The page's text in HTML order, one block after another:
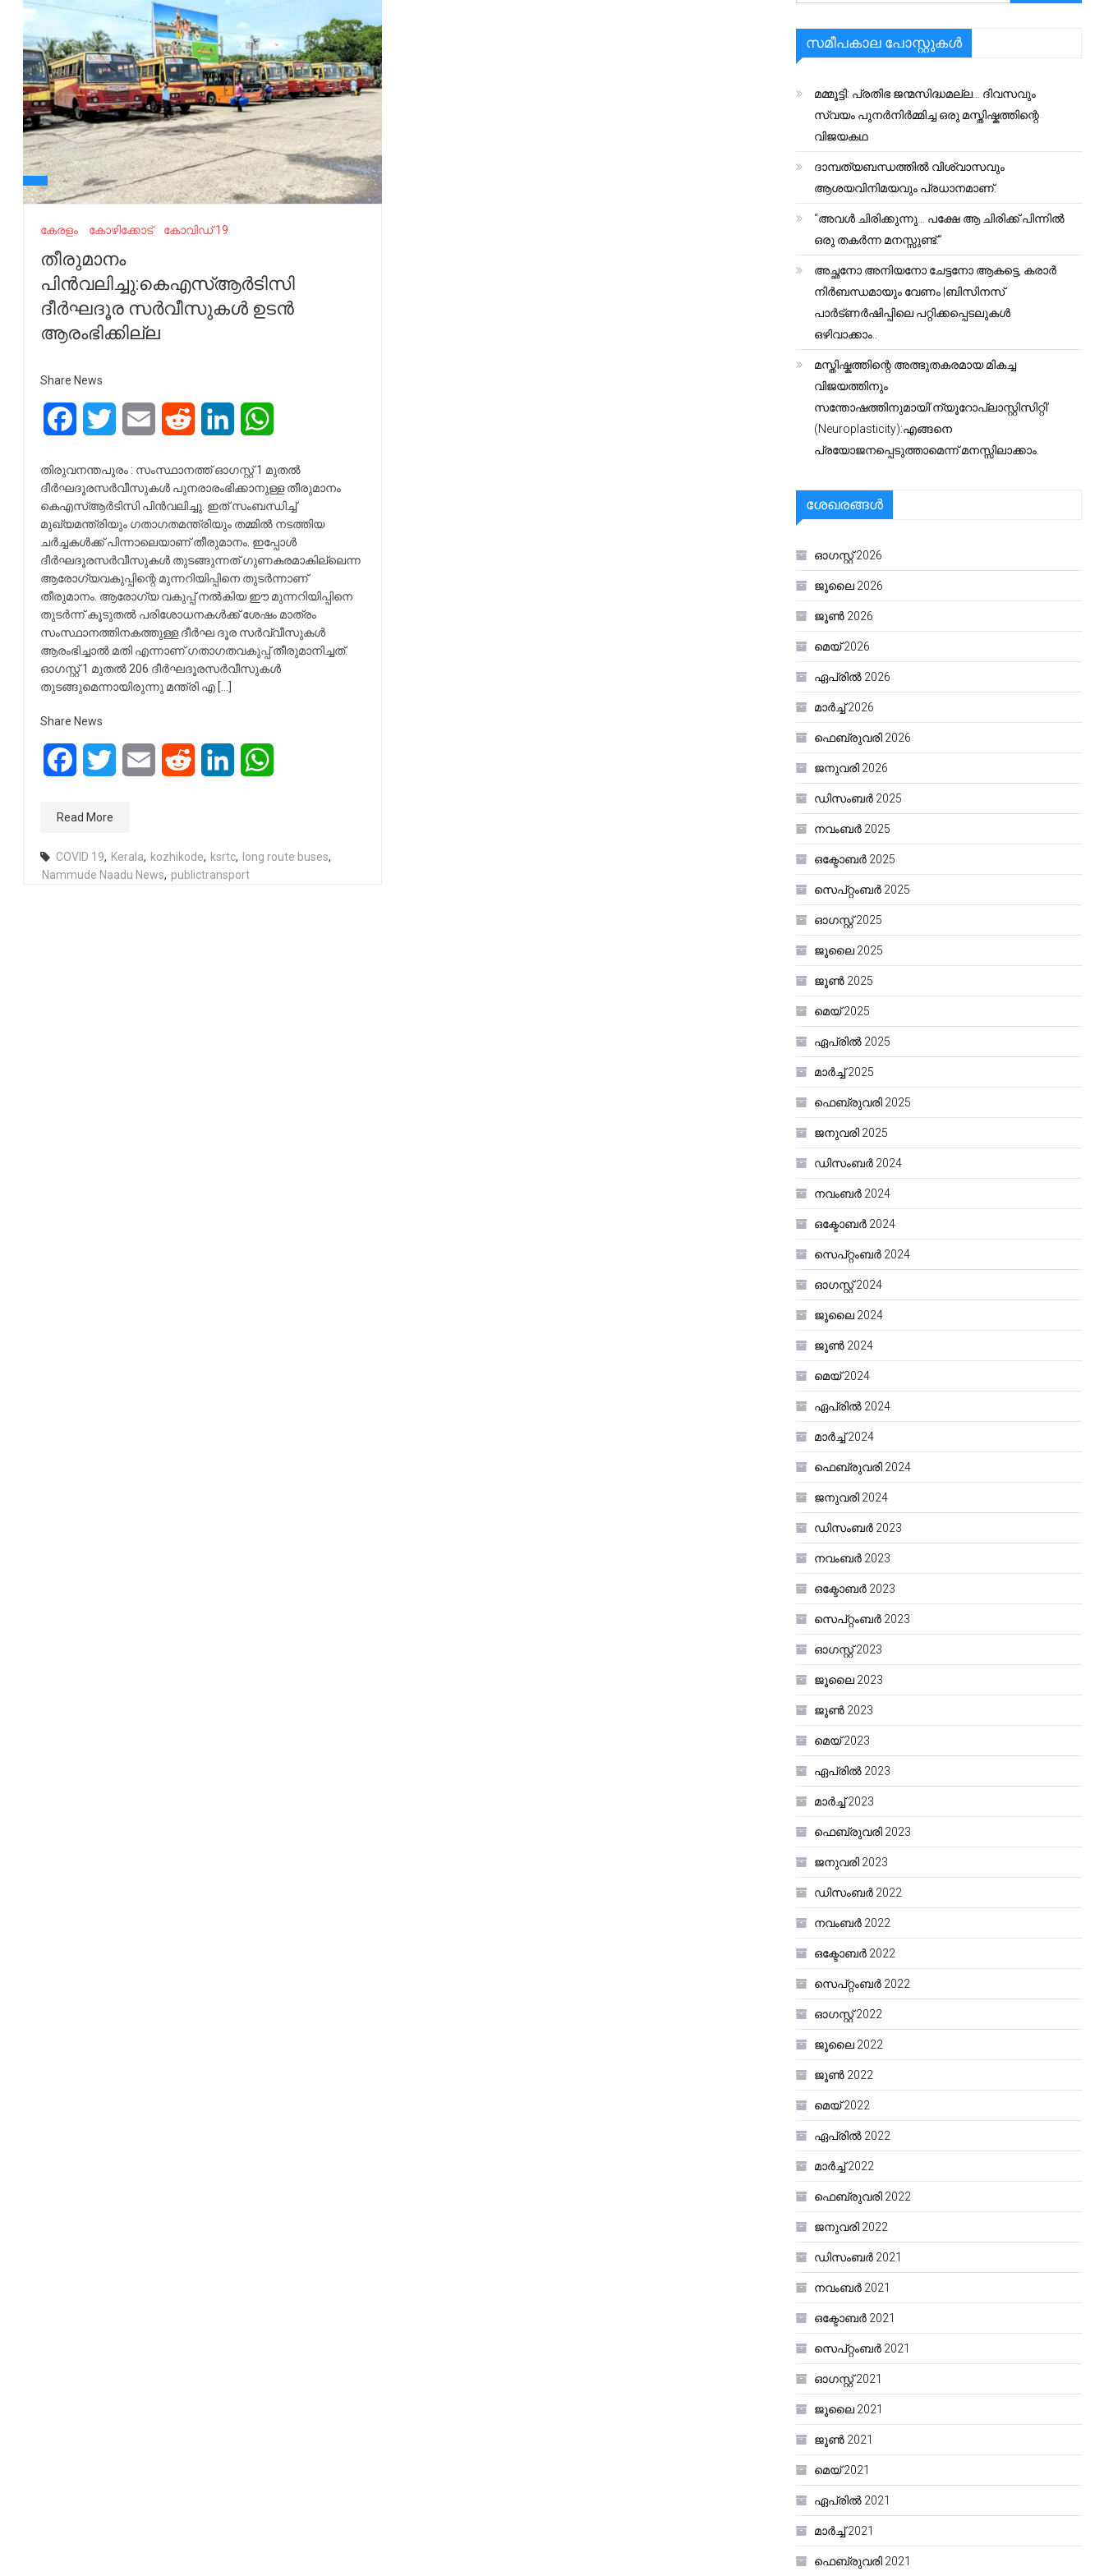
കേരളം കോഴിക്കോട് കോവിഡ് 19
തീരുമാനം
പിൻവലിച്ചു:കെഎസ്‌ആര്‍ടിസി
ദീര്‍ഘദൂര സര്‍വീസുകള്‍ ഉടന്‍
ആരംഭിക്കില്ല
Share News
FacebookTwitter Email Reddit LinkedIn
തിരുവനന്തപുരം : സംസ്ഥാനത്ത് ഓഗസ്റ്റ് 1 മുതല്‍
ദീര്‍ഘദൂരസര്‍വീസുകള്‍ പുനരാരംഭിക്കാനുള്ള തീരുമാനം
കെഎസ്‌ആര്‍ടിസി പിന്‍വലിച്ചു. ഇത് സംബന്ധിച്ച്‌
മുഖ്യമന്ത്രിയും ഗതാഗതമന്ത്രിയും തമ്മില്‍ നടത്തിയ
ചര്‍ച്ചകള്‍ക്ക് പിന്നാലെയാണ് തീരുമാനം. ഇപ്പോള്‍
ദീര്‍ഘദൂരസര്‍വീസുകള്‍ തുടങ്ങുന്നത് ഗുണകരമാകില്ലെന്ന
ആരോ​ഗ്യവകുപ്പിന്റെ മുന്നറിയിപ്പിനെ തുടര്‍ന്നാണ്
തീരുമാനം. ആരോഗ്യ വകുപ്പ് നല്‍കിയ ഈ മുന്നറിയിപ്പിനെ
തുടര്‍ന്ന് കൂടുതല്‍ പരിശോധനകള്‍ക്ക് ശേഷം മാത്രം
സംസ്ഥാനത്തിനകത്തുള്ള ദീര്‍ഘ ദൂര സര്‍വ്വീസുകള്‍
ആരംഭിച്ചാല്‍ മതി എന്നാണ് ഗതാഗതവകുപ്പ് തീരുമാനിച്ചത്.
ഓഗസ്റ്റ് 1 മുതല്‍ 206 ദീര്‍ഘദൂരസര്‍വീസുകള്‍
തുടങ്ങുമെന്നായിരുന്നു മന്ത്രി എ […]
Share News
FacebookTwitter Email Reddit LinkedIn
Read More
COVID 19, Kerala, kozhikode, ksrtc, long route buses,
Nammude Naadu News, publictransport
സമീപകാല പോസ്റ്റുകൾ
മമ്മൂട്ടി: പ്രതിഭ ജന്മസിദ്ധമല്ല… ദിവസവും
സ്വയം പുനർനിർമ്മിച്ച ഒരു മസ്തിഷ്കത്തിന്റെ
വിജയകഥ
ദാമ്പത്യബന്ധത്തിൽ വിശ്വാസവും
ആശയവിനിമയവും പ്രധാനമാണ്.
“അവൾ ചിരിക്കുന്നു… പക്ഷേ ആ ചിരിക്ക് പിന്നിൽ
ഒരു തകർന്ന മനസ്സുണ്ട്.”
അച്ഛനോ അനിയനോ ചേട്ടനോ ആകട്ടെ, കരാർ
നിർബന്ധമായും വേണം |ബിസിനസ്
പാർട്ണർഷിപ്പിലെ പറ്റിക്കപ്പെടലുകൾ
ഒഴിവാക്കാം..
മസ്തിഷ്കത്തിന്റെ അത്ഭുതകരമായ മികച്ച
വിജയത്തിനും
സന്തോഷത്തിനുമായി’ന്യൂറോപ്ലാസ്റ്റിസിറ്റി’
(Neuroplasticity):എങ്ങനെ
പ്രയോജനപ്പെടുത്താമെന്ന് മനസ്സിലാക്കാം.
ശേഖരങ്ങൾ
ഓഗസ്റ്റ്‌ 2026
ജൂലൈ 2026
ജൂൺ 2026
മെയ്‌ 2026
ഏപ്രിൽ 2026
മാർച്ച്‌ 2026
ഫെബ്രുവരി 2026
ജനുവരി 2026
ഡിസംബർ 2025
നവംബർ 2025
ഒക്ടോബർ 2025
സെപ്റ്റംബർ 2025
ഓഗസ്റ്റ്‌ 2025
ജൂലൈ 2025
ജൂൺ 2025
മെയ്‌ 2025
ഏപ്രിൽ 2025
മാർച്ച്‌ 2025
ഫെബ്രുവരി 2025
ജനുവരി 2025
ഡിസംബർ 2024
നവംബർ 2024
ഒക്ടോബർ 2024
സെപ്റ്റംബർ 2024
ഓഗസ്റ്റ്‌ 2024
ജൂലൈ 2024
ജൂൺ 2024
മെയ്‌ 2024
ഏപ്രിൽ 2024
മാർച്ച്‌ 2024
ഫെബ്രുവരി 2024
ജനുവരി 2024
ഡിസംബർ 2023
നവംബർ 2023
ഒക്ടോബർ 2023
സെപ്റ്റംബർ 2023
ഓഗസ്റ്റ്‌ 2023
ജൂലൈ 2023
ജൂൺ 2023
മെയ്‌ 2023
ഏപ്രിൽ 2023
മാർച്ച്‌ 2023
ഫെബ്രുവരി 2023
ജനുവരി 2023
ഡിസംബർ 2022
നവംബർ 2022
ഒക്ടോബർ 2022
സെപ്റ്റംബർ 2022
ഓഗസ്റ്റ്‌ 2022
ജൂലൈ 2022
ജൂൺ 2022
മെയ്‌ 2022
ഏപ്രിൽ 2022
മാർച്ച്‌ 2022
ഫെബ്രുവരി 2022
ജനുവരി 2022
ഡിസംബർ 2021
നവംബർ 2021
ഒക്ടോബർ 2021
സെപ്റ്റംബർ 2021
ഓഗസ്റ്റ്‌ 2021
ജൂലൈ 2021
ജൂൺ 2021
മെയ്‌ 2021
ഏപ്രിൽ 2021
മാർച്ച്‌ 2021
ഫെബ്രുവരി 2021